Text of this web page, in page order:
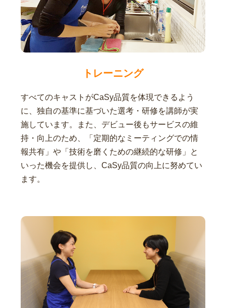
トレーニング
すべてのキャストがCaSy品質を体現できるよう
に、独自の基準に基づいた選考・研修を講師が実
施しています。また、デビュー後もサービスの維
持・向上のため、「定期的なミーティングでの情
報共有」や「技術を磨くための継続的な研修」と
いった機会を提供し、CaSy品質の向上に努めてい
ます。